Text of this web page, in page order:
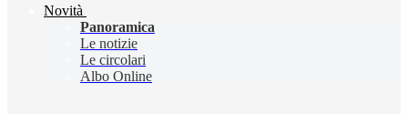
Novità
Panoramica
Le notizie
Le circolari
Albo Online